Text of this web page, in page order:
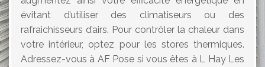
évitant d’utiliser des climatiseurs ou des
rafraichisseurs d’airs. Pour contrôler la chaleur dans
votre intérieur, optez pour les stores thermiques.
Adressez-vous à AF Pose si vous êtes à L Hay Les